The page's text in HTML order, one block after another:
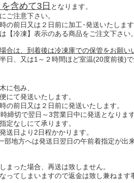
含めて3日 となります。
ご注意下さい。
の前日又は２日前に加工･発送いたしま
【冷凍】表示のある商品をご注文下さい
合は、到着後は冷凍庫での保管をお願い
日、又は1～２時間ほど室温(20度前後)
に包み、
にて発送いたします。
の前日又は２日前に発送いたします。
締切で翌日～3営業日中に発送となりま
定なしにて承ります。
送日より2日程かかります。
部地方へは発送日翌日の午前着指定が出
まった場合、再送は致しません。
ってしまいますので返金は致し兼ねます